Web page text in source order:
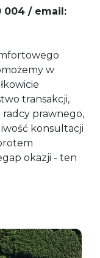
004 / email:
w
transakcji,
radcy prawnego,
konsultacji
okazji - ten